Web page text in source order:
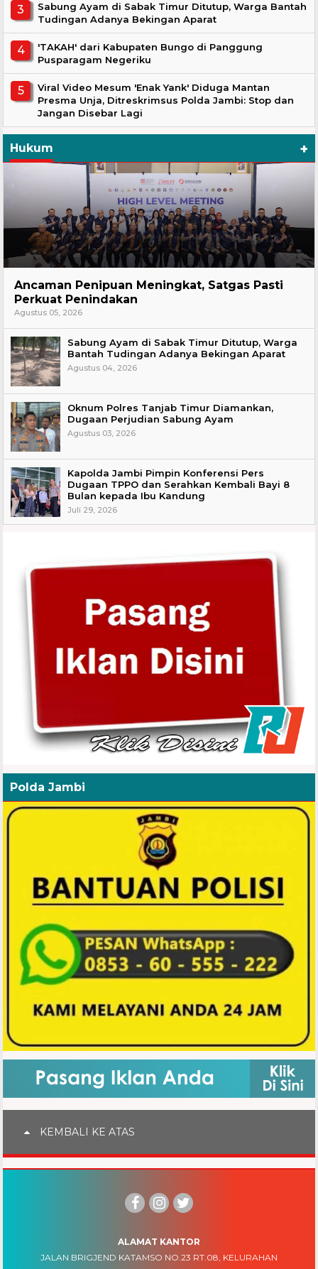
Sabung Ayam di Sabak Timur Ditutup, Warga Bantah
Tudingan Adanya Bekingan Aparat
'TAKAH' dari Kabupaten Bungo di Panggung
Pusparagam Negeriku
Viral Video Mesum 'Enak Yank' Diduga Mantan
Presma Unja, Ditreskrimsus Polda Jambi: Stop dan
Jangan Disebar Lagi
Hukum +
Ancaman Penipuan Meningkat, Satgas Pasti
Perkuat Penindakan
Agustus 05, 2026
Sabung Ayam di Sabak Timur Ditutup, Warga
Bantah Tudingan Adanya Bekingan Aparat
Agustus 04, 2026
Oknum Polres Tanjab Timur Diamankan,
Dugaan Perjudian Sabung Ayam
Agustus 03, 2026
Kapolda Jambi Pimpin Konferensi Pers
Dugaan TPPO dan Serahkan Kembali Bayi 8
Bulan kepada Ibu Kandung
Juli 29, 2026
Polda Jambi
KEMBALI KE ATAS
ALAMAT KANTOR
JALAN BRIGJEND KATAMSO NO.23 RT.08, KELURAHAN